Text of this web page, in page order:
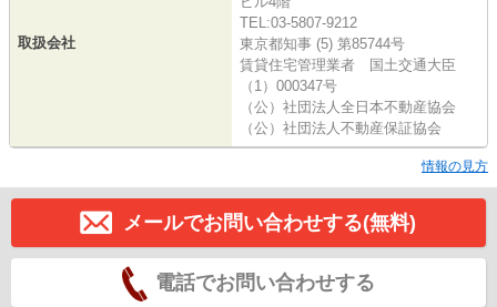
取扱会社
TEL:03-5807-9212
東京都知事 (5) 第85744号
賃貸住宅管理業者 国土交通大臣
（1）000347号
（公）社団法人全日本不動産協会
（公）社団法人不動産保証協会
情報の見方
メールでお問い合わせする(無料)
電話でお問い合わせする